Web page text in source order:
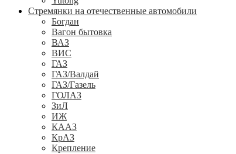
Стремянки на отечественные автомобили
Богдан
Вагон бытовка
ВАЗ
ВИС
ГАЗ
ГАЗ/Валдай
ГАЗ/Газель
ГОЛАЗ
ЗиЛ
ИЖ
КААЗ
КрАЗ
Крепление